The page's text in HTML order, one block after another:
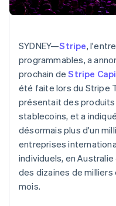
Découvrez les
Constitution de start-
Climate
Élimination du carbone
Identity
Vérification de l'identité
Stripe
SYDNEY—Stripe,
programmables, a
prochain deStripe
été faite lors du Stripe
présentait des
stablecoins, et a
désormais plus d'un
entreprises
individuels, en
des dizaines de
mois.
Australie
DeutschEnglish
Belgique
Nederlands Français
Brésil
Português English
Bulgarie
English
Canada
EnglishFrançais
Chine continentale
简体中文 English
Chypre
English